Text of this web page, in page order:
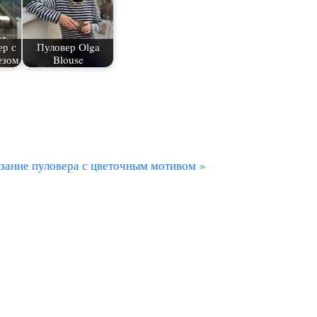
с
Пуловер Olga
Blouse
пуловера с цветочным мотивом